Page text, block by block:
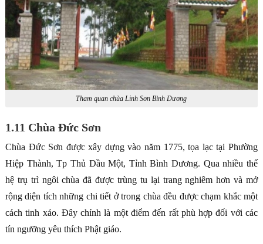
Tham quan chùa Linh Sơn Bình Dương
1.11 Chùa Đức Sơn
Chùa Đức Sơn được xây dựng vào năm 1775, tọa lạc tại Phường
Hiệp Thành, Tp Thủ Dầu Một, Tỉnh Bình Dương. Qua nhiều thế
hệ trụ trì ngôi chùa đã được trùng tu lại trang nghiêm hơn và mở
rộng diện tích những chi tiết ở trong chùa đều được chạm khắc một
cách tinh xảo. Đây chính là một điểm đến rất phù hợp đối với các
tín ngưỡng yêu thích Phật giáo.